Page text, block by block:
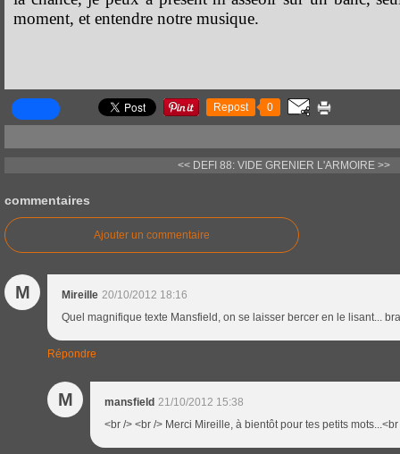
moment, et entendre notre musique.
Repost 0
<< DEFI 88: VIDE GRENIER L'ARMOIRE >>
commentaires
Ajouter un commentaire
M Mireille 20/10/2012 18:16
Quel magnifique texte Mansfield, on se laisser bercer en le lisant...
Répondre
M mansfield 21/10/2012 15:38
<br /> <br /> Merci Mireille, à bientôt pour tes petits